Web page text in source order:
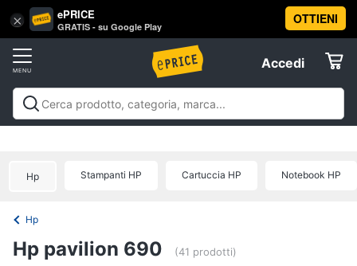
× ePRICE
GRATIS - su Google Play
OTTIENI
Accedi
Accedi
Registrati
Offerte
Vai
al
Hp Stampanti HP Cartuccia HP Notebook HP
Hp
Hp pavilion 690 (41 prodotti)